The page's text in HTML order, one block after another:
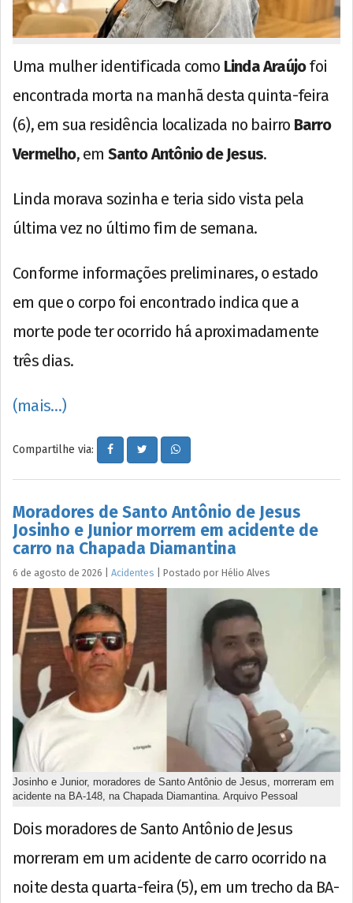
Uma mulher identificada como Linda Araújofoi
encontrada morta na manhã desta quinta-feira
(6), em sua residência localizada no bairro Barro
Vermelho, em Santo Antônio de Jesus.
Linda morava sozinha e teria sido vista pela
última vez no último fim de semana.
Conforme informações preliminares, o estado
em que o corpo foi encontrado indica que a
morte pode ter ocorrido há aproximadamente
três dias.
(mais…)
Compartilhe via:
Moradores de Santo Antônio de Jesus
Josinho e Junior morrem em acidente de
carro na Chapada Diamantina
6 de agosto de 2026 Acidentes Postado por Hélio Alves
Josinho e Junior, moradores de Santo Antônio de Jesus, morreram em
acidente na BA-148, na Chapada Diamantina. Arquivo Pessoal
Dois moradores de Santo Antônio de Jesus
morreram em um acidente de carro ocorrido na
noite desta quarta-feira (5), em um trecho da BA-